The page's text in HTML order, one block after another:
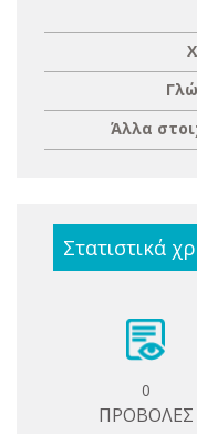
Άλλα
Στατιστικά
0
ΠΡΟΒΟΛΕΣ